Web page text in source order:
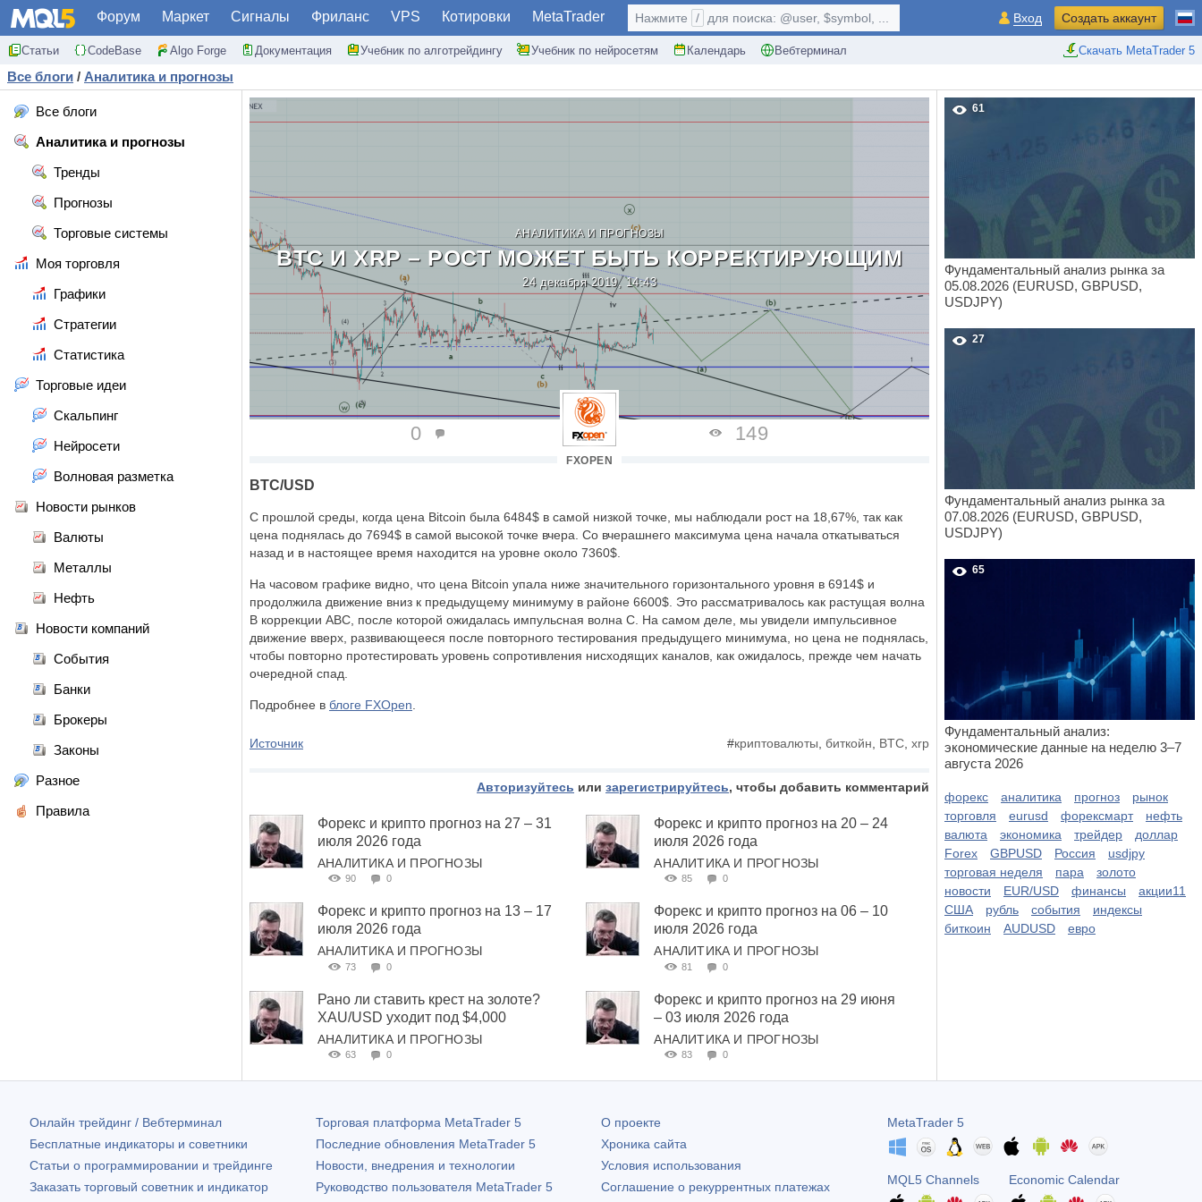
Форум Маркет Сигналы Фриланс VPS Котировки MetaTrader
Статьи CodeBase Algo Forge Документация Учебник по алготрейдингу Учебник по нейросетям Календарь Вебтерминал Скачать MetaTrader 5
Нажмите / для поиска: @user, $symbol, ... Вход Создать аккаунт
Все блоги / Аналитика и прогнозы
Все блоги
Аналитика и прогнозы
Тренды
Прогнозы
Торговые системы
Моя торговля
Графики
Стратегии
Статистика
Торговые идеи
Скальпинг
Нейросети
Волновая разметка
Новости рынков
Валюты
Металлы
Нефть
Новости компаний
События
Банки
Брокеры
Законы
Разное
Правила
АНАЛИТИКА И ПРОГНОЗЫ
BTC И XRP – РОСТ МОЖЕТ БЫТЬ КОРРЕКТИРУЮЩИМ
24 декабря 2019, 14:43
FXOPEN
0 149
BTC/USD
С прошлой среды, когда цена Bitcoin была 6484$ в самой низкой точке, мы наблюдали рост на 18,67%, так как
цена поднялась до 7694$ в самой высокой точке вчера. Со вчерашнего максимума цена начала откатываться
назад и в настоящее время находится на уровне около 7360$.
На часовом графике видно, что цена Bitcoin упала ниже значительного горизонтального уровня в 6914$ и
продолжила движение вниз к предыдущему минимуму в районе 6600$. Это рассматривалось как растущая волна
B коррекции ABC, после которой ожидалась импульсная волна C. На самом деле, мы увидели импульсивное
движение вверх, развивающееся после повторного тестирования предыдущего минимума, но цена не поднялась,
чтобы повторно протестировать уровень сопротивления нисходящих каналов, как ожидалось, прежде чем начать
очередной спад.
Подробнее в блоге FXOpen
#криптовалюты биткойн BTC xrp
Источник
Авторизуйтесь или зарегистрируйтесь, чтобы добавить комментарий
Форекс и крипто прогноз на 27 – 31
июля 2026 года
АНАЛИТИКА И ПРОГНОЗЫ
90 0
Форекс и крипто прогноз на 20 – 24
июля 2026 года
АНАЛИТИКА И ПРОГНОЗЫ
85 0
Форекс и крипто прогноз на 13 – 17
июля 2026 года
АНАЛИТИКА И ПРОГНОЗЫ
73 0
Форекс и крипто прогноз на 06 – 10
июля 2026 года
АНАЛИТИКА И ПРОГНОЗЫ
81 0
Рано ли ставить крест на золоте?
XAU/USD уходит под $4,000
АНАЛИТИКА И ПРОГНОЗЫ
63 0
Форекс и крипто прогноз на 29 июня
– 03 июля 2026 года
АНАЛИТИКА И ПРОГНОЗЫ
83 0
61
Фундаментальный анализ рынка за
05.08.2026 (EURUSD, GBPUSD,
USDJPY)
27
Фундаментальный анализ рынка за
07.08.2026 (EURUSD, GBPUSD,
USDJPY)
65
Фундаментальный анализ:
экономические данные на неделю 3–7
августа 2026
форекс аналитика прогноз
рынок
торговля
eurusd форексмарт
нефть
валюта
экономика трейдер
доллар
Forex
GBPUSD Россия
usdjpy
торговая неделя
пара
золото
новости
EUR/USD финансы
акции11
США
рубль события
индексы
биткоин
AUDUSD евро
Онлайн трейдинг / Вебтерминал
Бесплатные индикаторы и советники
Статьи о программировании и трейдинге
Заказать торговый советник и индикатор
Торговая платформа MetaTrader 5
Последние обновления MetaTrader 5
Новости, внедрения и технологии
Руководство пользователя MetaTrader 5
О проекте
Хроника сайта
Условия использования
Соглашение о рекуррентных платежах
MetaTrader 5
MQL5 Channels Economic Calendar